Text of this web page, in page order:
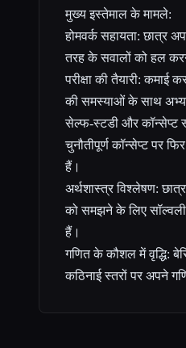
मुख्य इस्तेमाल के मामले:
होमवर्क सहायता: छात्र
तरह के सवालों को हल
परीक्षा की तैयारी:
की समस्याओं के साथ
सेल्फ-स्टडी और कॉन्सेप्ट
चुनौतीपूर्ण कॉन्सेप्ट पर
हैं।
अर्थशास्त्र विश्लेषण:
को समझने के लिए
हैं।
गणित के कौशल में वृद्धि:
कठिनाई स्तरों पर अपने